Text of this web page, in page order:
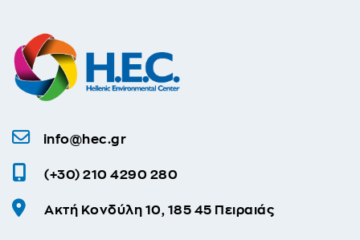
info@hec.gr
(+30) 210 4290 280
Ακτή Κονδύλη 10, 185 45 Πειραιάς